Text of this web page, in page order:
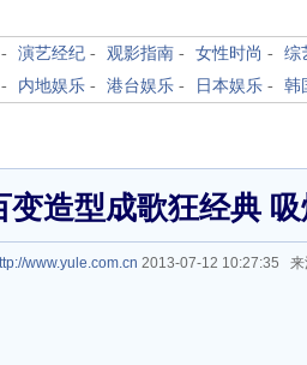
- 演艺经纪 - 观影指南 - 女性时尚 - 综
- 内地娱乐 - 港台娱乐 - 日本娱乐 - 韩
变造型成歌狂经典
www.yule.com.cn 2013-07-12 10:27:35 来